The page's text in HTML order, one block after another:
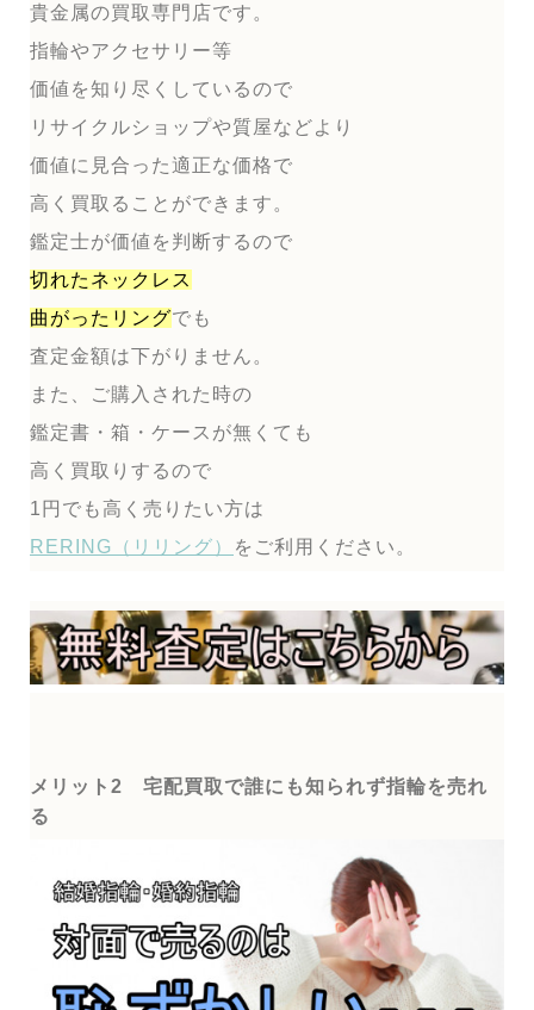
貴金属の買取専門店です。
指輪やアクセサリー等
価値を知り尽くしているので
リサイクルショップや質屋などより
価値に見合った適正な価格で
高く買取ることができます。
鑑定士が価値を判断するので
切れたネックレス
曲がったリングでも
査定金額は下がりません。
また、ご購入された時の
鑑定書・箱・ケースが無くても
高く買取りするので
1円でも高く売りたい方は
RERING（リリング）
をご利用ください。
メリット2 宅配買取で誰にも知られず指輪を売れ
る